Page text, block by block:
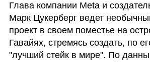
Глава компании Meta и
Марк Цукерберг ведет
проект в своем поместье на
Гавайях, стремясь создать, по
"лучший стейк в мире". По